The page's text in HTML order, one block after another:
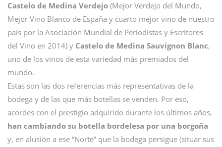
Castelo de Medina Verdejo (Mejor Verdejo del Mundo,
Mejor Vino Blanco de España y cuarto mejor vino de nuestro
país por la Asociación Mundial de Periodistas y Escritores
del Vino en 2014) y Castelo de Medina Sauvignon Blanc,
uno de los vinos de esta variedad más premiados del
mundo.
Estas son las dos referencias más representativas de la
bodega y de las que más botellas se venden. Por eso,
acordes con el prestigio adquirido durante los últimos años,
han cambiando su botella bordelesa por una borgoña
y, en alusión a ese “Norte” que la bodega persigue (situar sus